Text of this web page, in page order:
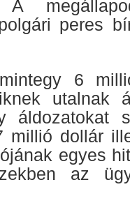
A
peres
6
utalnak
áldozatokat
millió dollár
egyes
az